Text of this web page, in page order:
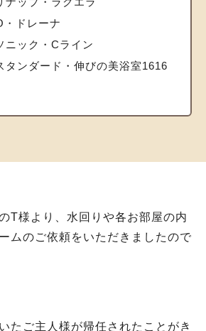
ドレーナ
ニック・Cライン
タンダード・伸びの美浴室1616
T様より、水回りや各お部屋の内
ムのご依頼をいただきましたので
たご主人様が帰任されたことがき